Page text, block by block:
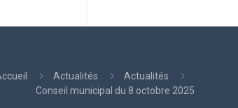
Actualités
Actualités
Conseil municipal du 8 octobre 2025